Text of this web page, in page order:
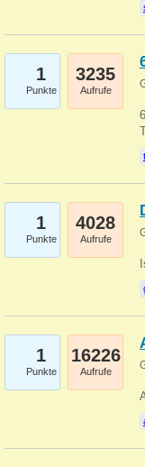
1
Punkte
3235
Aufrufe
1
Punkte
4028
Aufrufe
1
Punkte
16226
Aufrufe